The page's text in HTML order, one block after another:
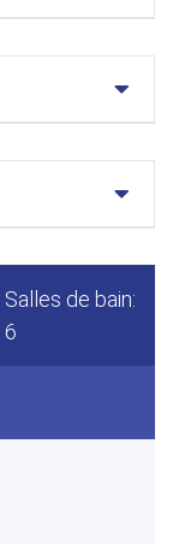
Salles de bain:
6